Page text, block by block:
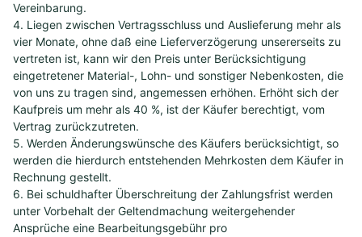
Vereinbarung.
4. Liegen zwischen Vertragsschluss und Auslieferung mehr als
vier Monate, ohne daß eine Lieferverzögerung unsererseits zu
vertreten ist, kann wir den Preis unter Berücksichtigung
eingetretener Material-, Lohn- und sonstiger Nebenkosten, die
von uns zu tragen sind, angemessen erhöhen. Erhöht sich der
Kaufpreis um mehr als 40 %, ist der Käufer berechtigt, vom
Vertrag zurückzutreten.
5. Werden Änderungswünsche des Käufers berücksichtigt, so
werden die hierdurch entstehenden Mehrkosten dem Käufer in
Rechnung gestellt.
6. Bei schuldhafter Überschreitung der Zahlungsfrist werden
unter Vorbehalt der Geltendmachung weitergehender
Ansprüche eine Bearbeitungsgebühr pro